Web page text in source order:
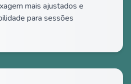
mais ajustados e
para sessões